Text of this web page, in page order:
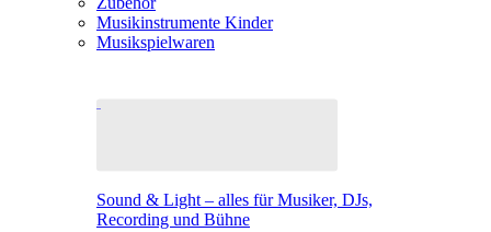
Musikinstrumente Kinder
Musikspielwaren
Sound & Light – alles für Musiker, DJs,
Recording und Bühne